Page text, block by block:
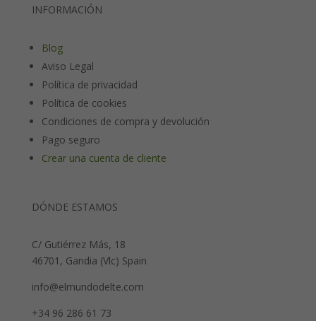
INFORMACIÓN
Blog
Aviso Legal
Política de privacidad
Política de cookies
Condiciones de compra y devolución
Pago seguro
Crear una cuenta de cliente
DÓNDE ESTAMOS
C/ Gutiérrez Más, 18
46701, Gandia (Vlc) Spain
info@elmundodelte.com
+34 96 286 61 73